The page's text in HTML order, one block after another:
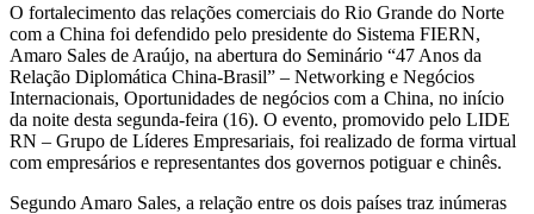
O fortalecimento das relações comerciais do Rio Grande do Norte
com a China foi defendido pelo presidente do Sistema FIERN,
Amaro Sales de Araújo, na abertura do Seminário “47 Anos da
Relação Diplomática China-Brasil” – Networking e Negócios
Internacionais, Oportunidades de negócios com a China, no início
da noite desta segunda-feira (16). O evento, promovido pelo LIDE
RN – Grupo de Líderes Empresariais, foi realizado de forma virtual
com empresários e representantes dos governos potiguar e chinês.
Segundo Amaro Sales, a relação entre os dois países traz inúmeras